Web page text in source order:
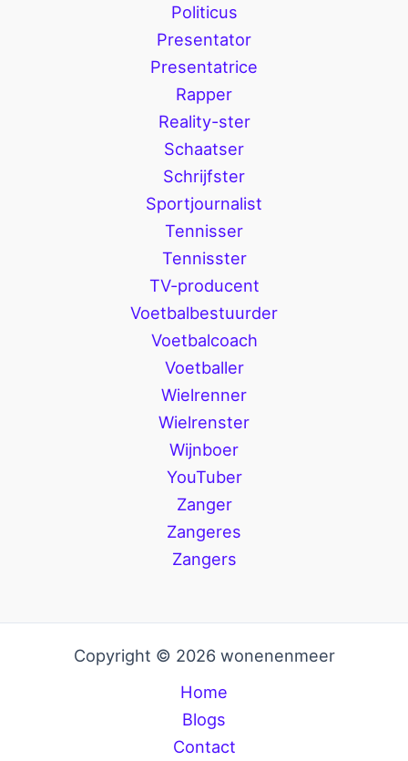
Politicus
Presentator
Presentatrice
Rapper
Reality-ster
Schaatser
Schrijfster
Sportjournalist
Tennisser
Tennisster
TV-producent
Voetbalbestuurder
Voetbalcoach
Voetballer
Wielrenner
Wielrenster
Wijnboer
YouTuber
Zanger
Zangeres
Zangers
Copyright © 2026 wonenenmeer
Home
Blogs
Contact